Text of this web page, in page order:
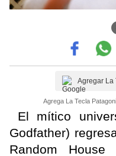
Agregar La
Agrega La Tecla
El mítico
Godfather)
Random